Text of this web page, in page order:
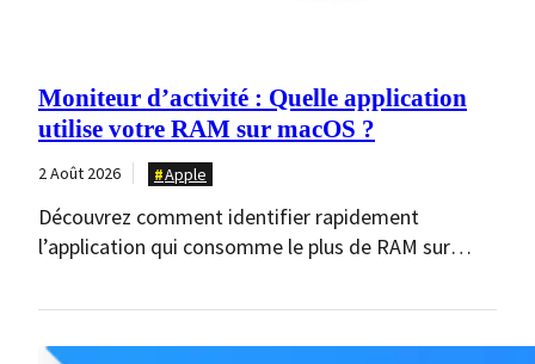
Moniteur d’activité : Quelle application
utilise votre RAM sur macOS ?
2 Août 2026 Apple
Découvrez comment identifier rapidement
l’application qui consomme le plus de RAM sur